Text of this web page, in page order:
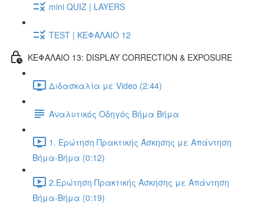
mini QUIZ | LAYERS
TEST | ΚΕΦΑΛΑΙΟ 12
ΚΕΦΑΛΑΙΟ 13: DISPLAY CORRECTION & EXPOSURE
Διδασκαλία με Video (2:44)
Αναλυτικός Οδηγός Βήμα Βήμα
1. Ερώτηση Πρακτικής Άσκησης με Απάντηση
Βήμα-Βήμα (0:12)
2.Ερώτηση Πρακτικής Άσκησης με Απάντηση
Βήμα-Βήμα (0:19)